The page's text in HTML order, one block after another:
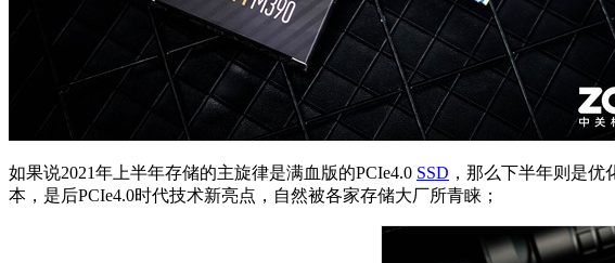
如果说2021年上半年存储的主旋律是满血版的PCIe4.0 SSD ，那么下半年则是
本，是后PCIe4.0时代技术新亮点，自然被各家存储大厂所青睐；